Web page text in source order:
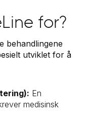
for?
behandlingene
utviklet for å
En
medisinsk